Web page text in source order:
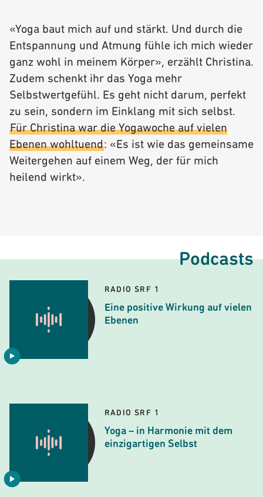
«Yoga baut mich auf und stärkt. Und durch die
Entspannung und Atmung fühle ich mich wieder
ganz wohl in meinem Körper», erzählt Christina.
Zudem schenkt ihr das Yoga mehr
Selbstwertgefühl. Es geht nicht darum, perfekt
zu sein, sondern im Einklang mit sich selbst.
Für Christina war die Yogawoche auf vielen
Ebenen wohltuend: «Es ist wie das gemeinsame
Weitergehen auf einem Weg, der für mich
heilend wirkt».
Podcasts
RADIO SRF 1
Eine positive Wirkung auf vielen
Ebenen
RADIO SRF 1
Yoga – in Harmonie mit dem
einzigartigen Selbst